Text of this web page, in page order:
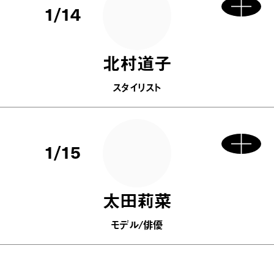
1/14
北村道子
スタイリスト
1/15
太田莉菜
モデル/俳優